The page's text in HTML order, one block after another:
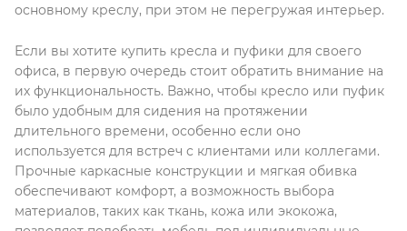
основному креслу, при этом не перегружая интерьер.
Если вы хотите купить кресла и пуфики для своего
офиса, в первую очередь стоит обратить внимание на
их функциональность. Важно, чтобы кресло или пуфик
было удобным для сидения на протяжении
длительного времени, особенно если оно
используется для встреч с клиентами или коллегами.
Прочные каркасные конструкции и мягкая обивка
обеспечивают комфорт, а возможность выбора
материалов, таких как ткань, кожа или экокожа,